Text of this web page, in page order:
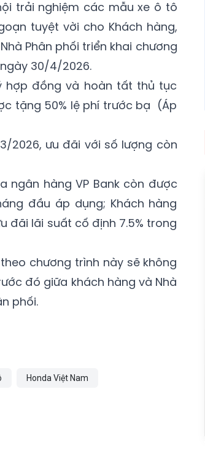
trải nghiệm các mẫu xe ô tô
tuyệt vời cho Khách hàng,
Phân phối triển khai chương
30/4/2026.
hợp đồng và hoàn tất thủ tục
tặng 50% lệ phí trước bạ (Áp
2026, ưu đãi với số lượng còn
ngân hàng VP Bank còn được
đầu áp dụng; Khách hàng
đãi lãi suất cố định 7.5% trong
chương trình này sẽ không
đó giữa khách hàng và Nhà
phối.
Honda Việt Nam